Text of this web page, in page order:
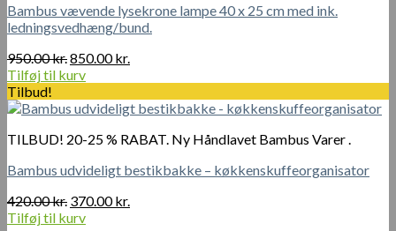
Bambus vævende lysekrone lampe 40 x 25 cm med ink.
ledningsvedhæng/bund.
950.00kr.Den
oprindelige
var:
850.00kr.
er:
Tilføj til kurv
Tilbud!
TILBUD! 20-25 % RABAT. Ny Håndlavet Bambus Varer .
Bambus udvideligt bestikbakke – køkkenskuffeorganisator
420.00kr. Den
oprindelige
370.00kr.
Tilføj til kurv